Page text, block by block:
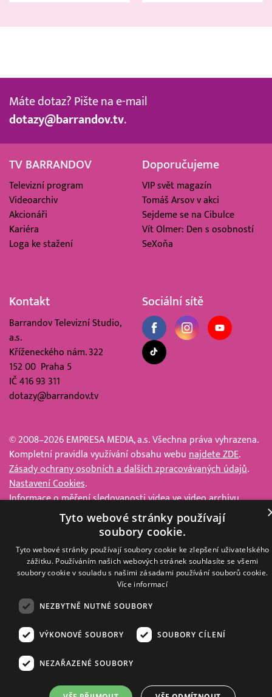
Máte dotaz? Pište na e-mail
dotazy@barrandov.tv.
TV BARRANDOV
Televizní program
Videoarchiv
Akcionáři
Kariéra
Loga ke stažení
Doporučujeme
VIP svět magazín
Tomáš Arsov v akci
Sejdeme se na Cibulce
Vít Olmer: Den s osobností
SeXoňa
Kontakt
Barrandov Televizní Studio,
a.s.
Kříženeckého nám. 322
152 00 Praha 5
IČ 416 93 311
dotazy@barrandov.tv
Sociální sítě
© 2008–2026 EMPRESA MEDIA, a.s. Všechna práva vyhrazena.
Kompletní pravidla využívání obsahu webu najdete ZDE.
Zásady ochrany osobních a dalších zpracovávaných údajů.
Nastavení Cookies.
Informace o měření sledovanosti videa ve video archivu
Nielsen Digital Measurement
. Využíváme grafické podklady z
depositphotos.com
Tyto webové stránky používají
soubory cookie.
Tyto webové stránky používají soubory cookie ke zlepšení uživatelského
zážitku. Používáním našich webových stránek souhlasíte se všemi
soubory cookie v souladu s našimi zásadami používání souborů cookie.
Více informací
NEZBYTNĚ NUTNÉ SOUBORY
VÝKONOVÉ SOUBORY SOUBORY CÍLENÍ
NEZAŘAZENÉ SOUBORY